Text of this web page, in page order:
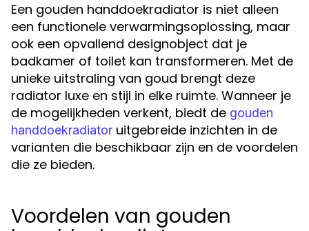
Een gouden handdoekradiator is niet alleen
een functionele verwarmingsoplossing, maar
ook een opvallend designobject dat je
badkamer of toilet kan transformeren. Met de
unieke uitstraling van goud brengt deze
radiator luxe en stijl in elke ruimte. Wanneer je
de mogelijkheden verkent, biedt de gouden
handdoekradiator uitgebreide inzichten in de
varianten die beschikbaar zijn en de voordelen
die ze bieden.
Voordelen van gouden